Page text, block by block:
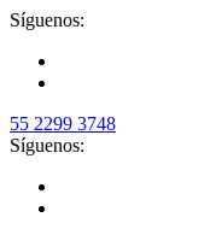
Síguenos:
55 2299 3748
Síguenos: